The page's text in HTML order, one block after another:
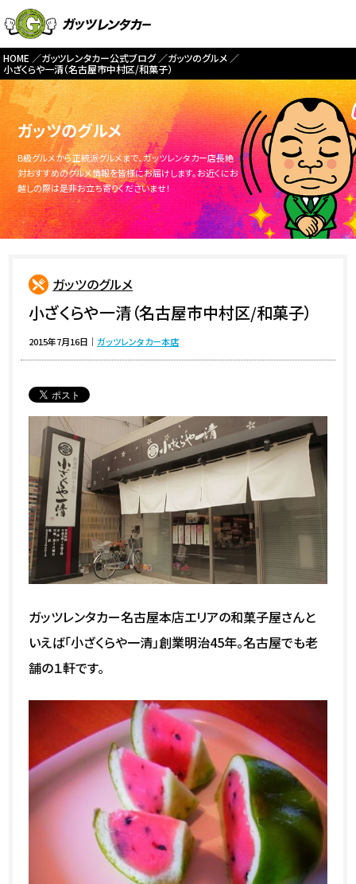
HOME ガッツレンタカー公式ブログ
ガッツのグルメ
小ざくらや一清（名古屋市中村区/和菓子）
ガッツのグルメ
B級グルメから正統派グルメまで、ガッツレンタカー店長絶
対おすすめのグルメ情報を皆様にお届けします。お近くにお
越しの際は是非お立ち寄りくださいませ！
ガッツのグルメ
小ざくらや一清（名古屋市中村区/和菓子）
2015年7月16日 ｜ガッツレンタカー本店
ガッツレンタカー名古屋本店エリアの和菓子屋さんと
いえば「小ざくらや一清」創業明治45年。名古屋でも老
舗の１軒です。